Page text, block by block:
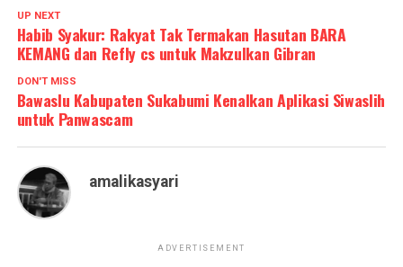
UP NEXT
Habib Syakur: Rakyat Tak Termakan Hasutan BARA
KEMANG dan Refly cs untuk Makzulkan Gibran
DON'T MISS
Bawaslu Kabupaten Sukabumi Kenalkan Aplikasi Siwaslih
untuk Panwascam
amalikasyari
ADVERTISEMENT